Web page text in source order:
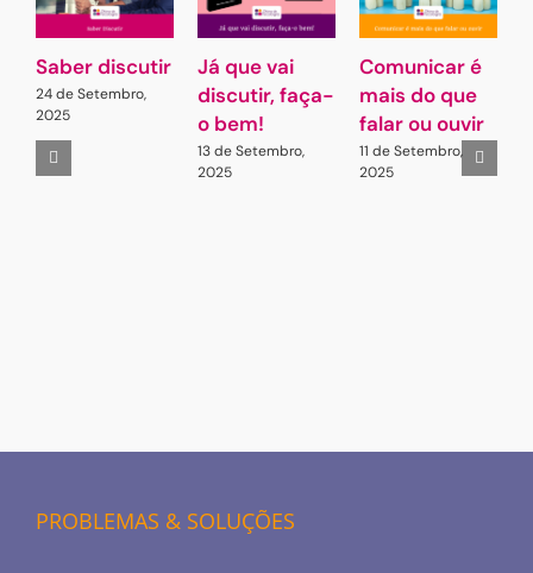
Saber discutir
24 de Setembro,
2025
Já que vai
discutir, faça-
o bem!
13 de Setembro,
2025
Comunicar é
mais do que
falar ou ouvir
11 de Setembro,
2025
PROBLEMAS & SOLUÇÕES